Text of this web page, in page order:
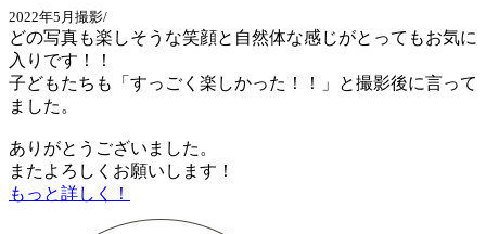
2022年5月撮影/
どの写真も楽しそうな笑顔と自然体な感じがとってもお気に
入りです！！
子どもたちも「すっごく楽しかった！！」と撮影後に言って
ました。
ありがとうございました。
またよろしくお願いします！
もっと詳しく！